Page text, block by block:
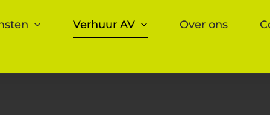
Verhuur AV Over ons